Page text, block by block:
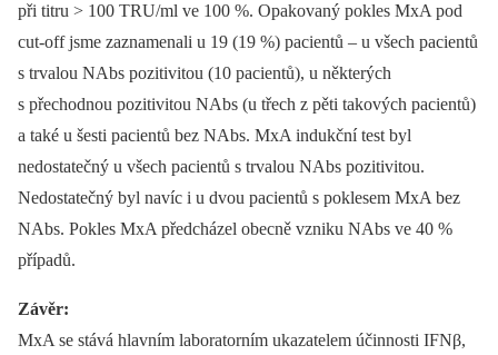
při titru > 100 TRU/ml ve 100 %. Opakovaný pokles MxA pod
cut-off jsme zaznamenali u 19 (19 %) pacientů –⁠ u všech pacientů
s trvalou NAbs pozitivitou (10 pacientů), u některých
s přechodnou pozitivitou NAbs (u třech z pěti takových pacientů)
a také u šesti pacientů bez NAbs. MxA indukční test byl
nedostatečný u všech pacientů s trvalou NAbs pozitivitou.
Nedostatečný byl navíc i u dvou pacientů s poklesem MxA bez
NAbs. Pokles MxA předcházel obecně vzniku NAbs ve 40 %
případů.
Závěr:
MxA se stává hlavním laboratorním ukazatelem účinnosti IFNβ,